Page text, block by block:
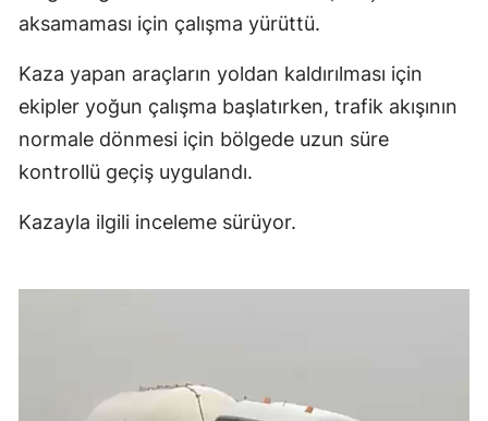
aksamaması için çalışma yürüttü.
Kaza yapan araçların yoldan kaldırılması için
ekipler yoğun çalışma başlatırken, trafik akışının
normale dönmesi için bölgede uzun süre
kontrollü geçiş uygulandı.
Kazayla ilgili inceleme sürüyor.